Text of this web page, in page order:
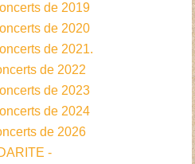
de 2019
de 2020
de 2021.
de 2022
de 2023
de 2024
de 2026
-